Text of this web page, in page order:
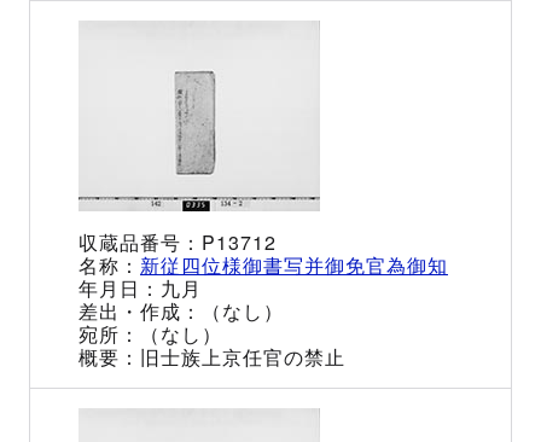
P13712
新従四位様御書写并御免官為御知
九月
（なし）
（なし）
旧士族上京任官の禁止